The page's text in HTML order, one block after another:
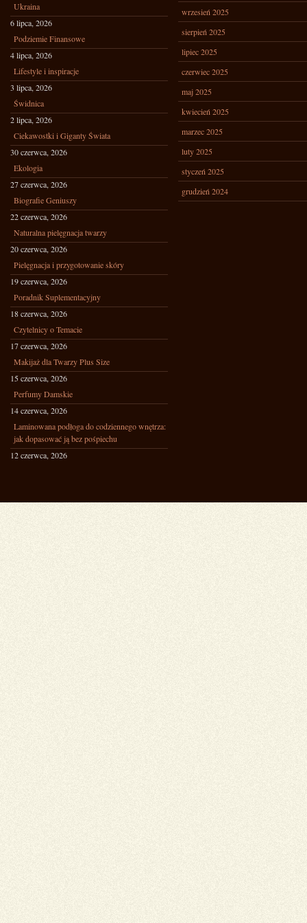
Ukraina
6 lipca, 2026
Podziemie Finansowe
4 lipca, 2026
Lifestyle i inspiracje
3 lipca, 2026
Świdnica
2 lipca, 2026
Ciekawostki i Giganty Świata
30 czerwca, 2026
Ekologia
27 czerwca, 2026
Biografie Geniuszy
22 czerwca, 2026
Naturalna pielęgnacja twarzy
20 czerwca, 2026
Pielęgnacja i przygotowanie skóry
19 czerwca, 2026
Poradnik Suplementacyjny
18 czerwca, 2026
Czytelnicy o Temacie
17 czerwca, 2026
Makijaż dla Twarzy Plus Size
15 czerwca, 2026
Perfumy Damskie
14 czerwca, 2026
Laminowana podłoga do codziennego wnętrza:
jak dopasować ją bez pośpiechu
12 czerwca, 2026
wrzesień 2025
sierpień 2025
lipiec 2025
czerwiec 2025
maj 2025
kwiecień 2025
marzec 2025
luty 2025
styczeń 2025
grudzień 2024